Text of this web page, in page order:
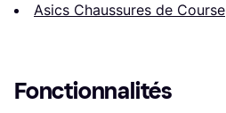
Asics Chaussures de Course
Fonctionnalités